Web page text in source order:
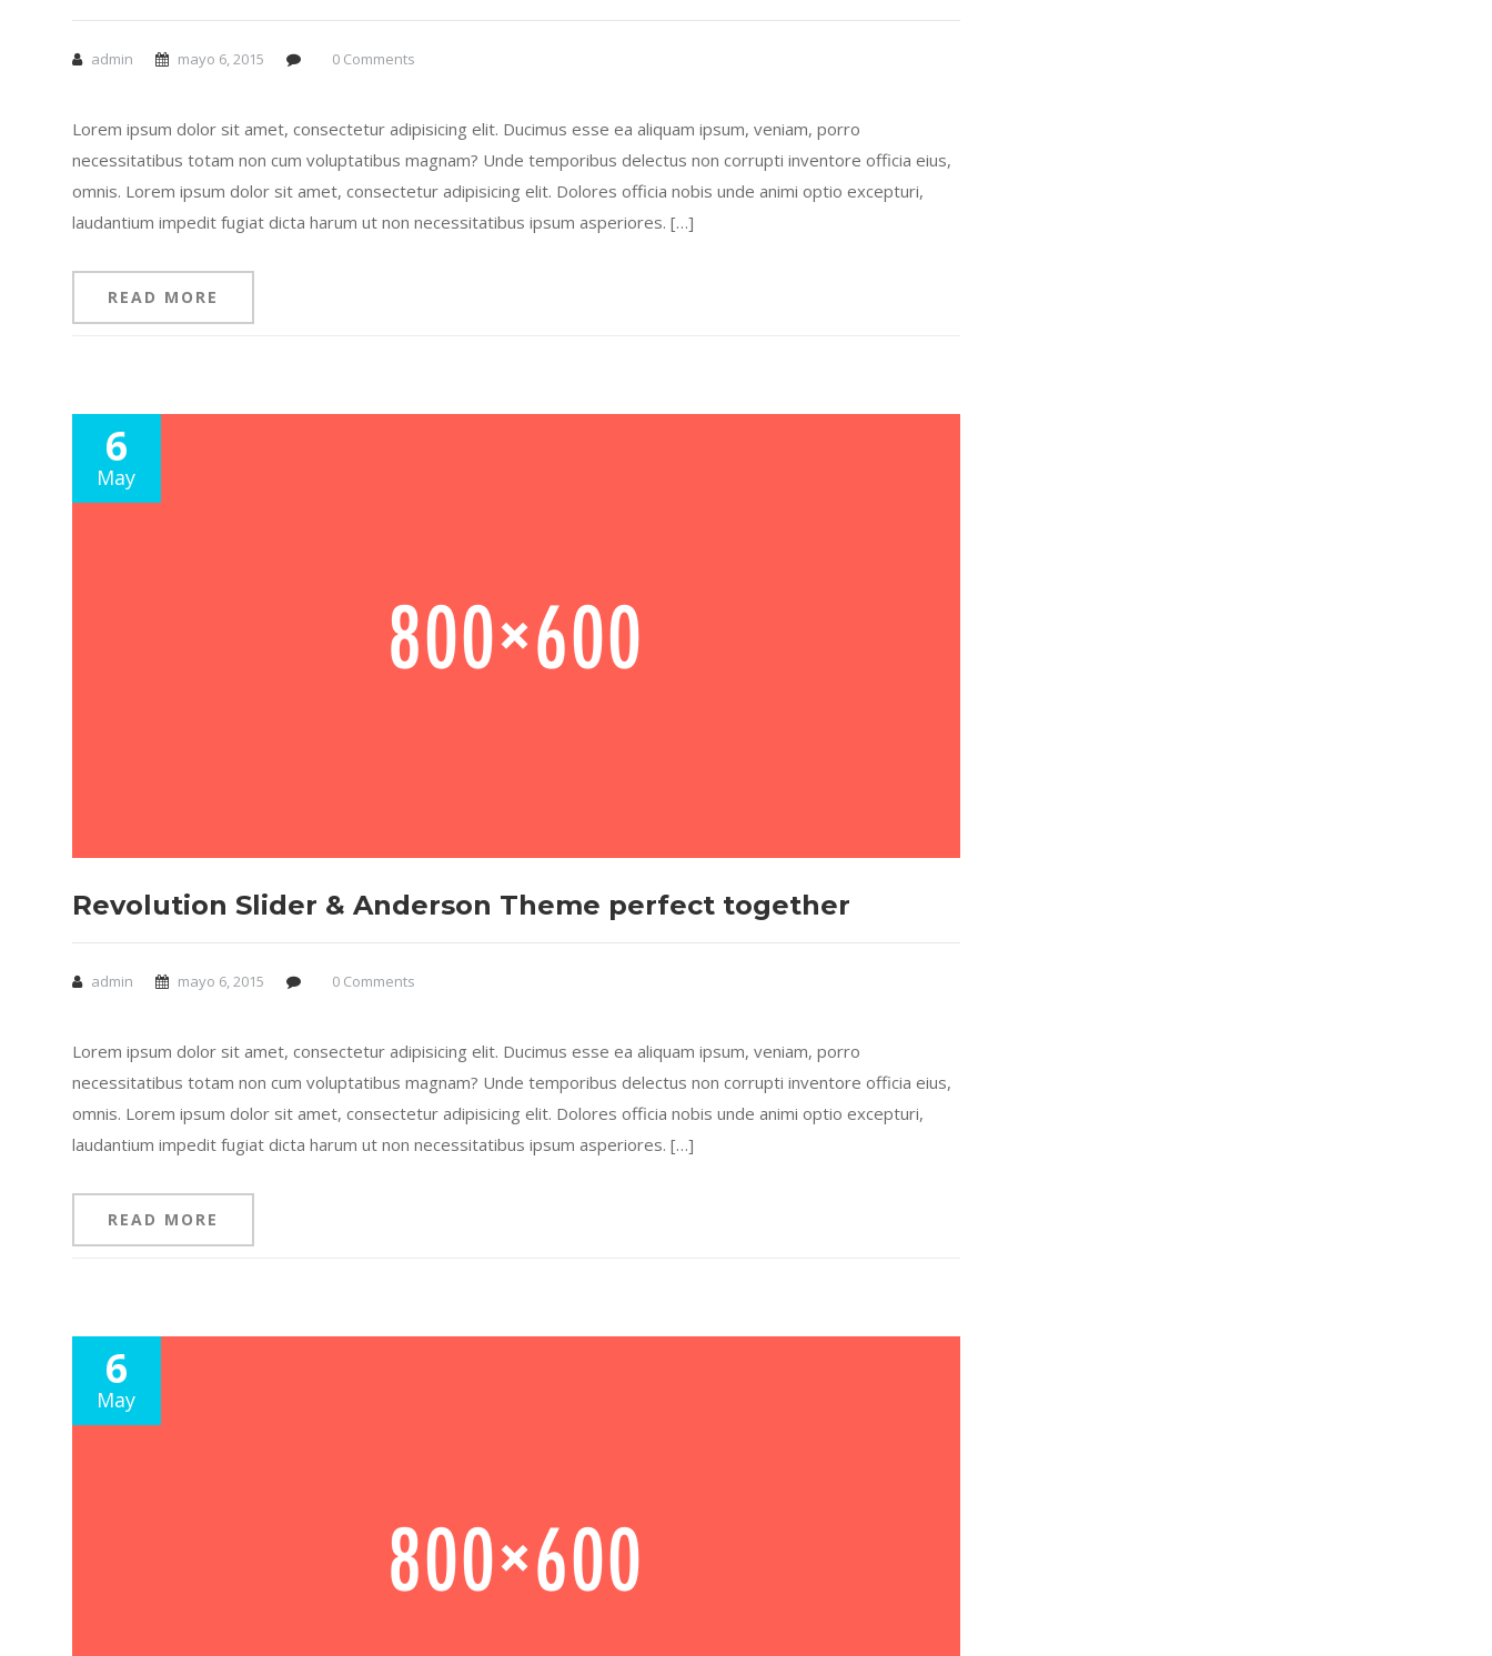
admin mayo 6, 2015 0 Comments
Lorem ipsum dolor sit amet, consectetur adipisicing elit. Ducimus esse ea aliquam ipsum, veniam, porro
necessitatibus totam non cum voluptatibus magnam? Unde temporibus delectus non corrupti inventore officia eius,
omnis. Lorem ipsum dolor sit amet, consectetur adipisicing elit. Dolores officia nobis unde animi optio excepturi,
laudantium impedit fugiat dicta harum ut non necessitatibus ipsum asperiores. […]
READ MORE
6
May
Revolution Slider & Anderson Theme perfect together
admin mayo 6, 2015 0 Comments
Lorem ipsum dolor sit amet, consectetur adipisicing elit. Ducimus esse ea aliquam ipsum, veniam, porro
necessitatibus totam non cum voluptatibus magnam? Unde temporibus delectus non corrupti inventore officia eius,
omnis. Lorem ipsum dolor sit amet, consectetur adipisicing elit. Dolores officia nobis unde animi optio excepturi,
laudantium impedit fugiat dicta harum ut non necessitatibus ipsum asperiores. […]
READ MORE
6
May